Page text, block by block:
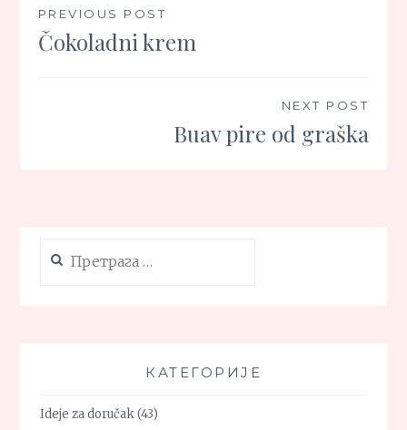
Кретање
чланка
PREVIOUS POST
Čokoladni krem
NEXT POST
Buav pire od graška
за:
КАТЕГОРИЈЕ
Ideje za doručak(43)